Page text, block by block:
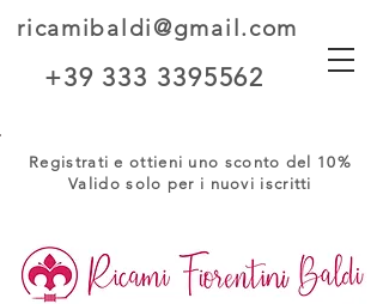
ricamibaldi@gmail.com
+39 333 3395562
Registrati e ottieni uno sconto del 10%
Valido solo per i nuovi iscritti